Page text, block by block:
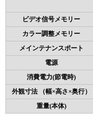
ビデオ信号メモリー
カラー調整メモリー
メインテナンスポート
電源
消費電力(節電時)
外観寸法 （幅×高さ×奥行）
重量(本体)